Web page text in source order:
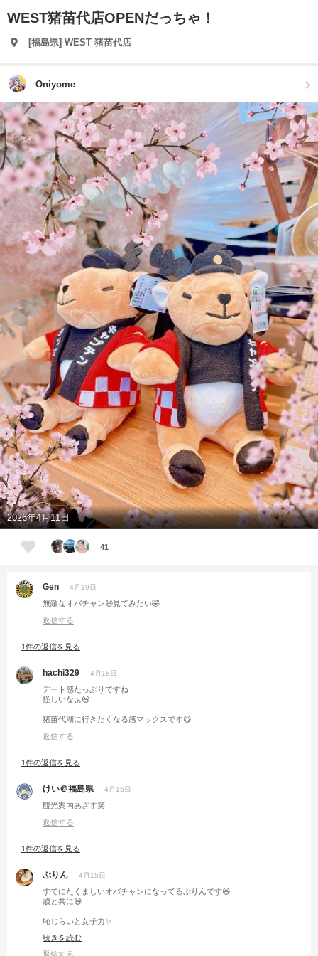
WEST猪苗代店OPENだっちゃ！
[福島県] WEST 猪苗代店
Oniyome
2026年4月11日
41
Gen 4月19日
無敵なオバチャン😆見てみたい🤣
返信する
1件の返信を見る
hachi329 4月18日
デート感たっぷりですね
怪しいなぁ😆
猪苗代湖に行きたくなる感マックスです😋
返信する
1件の返信を見る
けい＠福島県 4月15日
観光案内あざす笑
返信する
1件の返信を見る
ぷりん 4月15日
すでにたくましいオバチャンになってるぷりんです😆
歳と共に😅
恥じらいと女子力✨️
続きを読む
返信する